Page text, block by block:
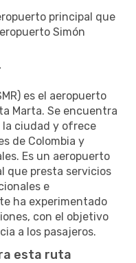
principal que
Simón
es el aeropuerto
Marta. Se encuentra
la ciudad y ofrece
de Colombia y
Es un aeropuerto
que presta servicios
e
ha experimentado
con el objetivo
a los pasajeros.
esta ruta